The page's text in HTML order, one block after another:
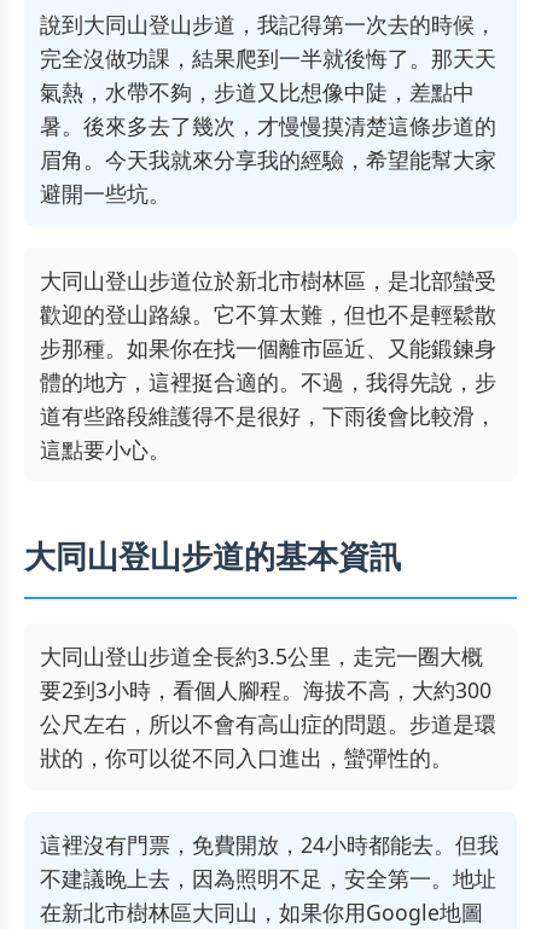
說到大同山登山步道，我記得第一次去的時候，
完全沒做功課，結果爬到一半就後悔了。那天天
氣熱，水帶不夠，步道又比想像中陡，差點中
暑。後來多去了幾次，才慢慢摸清楚這條步道的
眉角。今天我就來分享我的經驗，希望能幫大家
避開一些坑。
大同山登山步道位於新北市樹林區，是北部蠻受
歡迎的登山路線。它不算太難，但也不是輕鬆散
步那種。如果你在找一個離市區近、又能鍛鍊身
體的地方，這裡挺合適的。不過，我得先說，步
道有些路段維護得不是很好，下雨後會比較滑，
這點要小心。
大同山登山步道的基本資訊
大同山登山步道全長約3.5公里，走完一圈大概
要2到3小時，看個人腳程。海拔不高，大約300
公尺左右，所以不會有高山症的問題。步道是環
狀的，你可以從不同入口進出，蠻彈性的。
這裡沒有門票，免費開放，24小時都能去。但我
不建議晚上去，因為照明不足，安全第一。地址
在新北市樹林區大同山，如果你用Google地圖